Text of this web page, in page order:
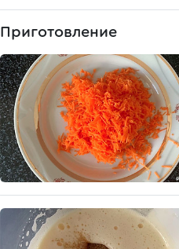
Приготовление